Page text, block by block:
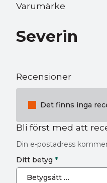
Varumärke
Severin
Recensioner
Det finns inga
Bli först med att
Din e-postadress
Ditt betyg *